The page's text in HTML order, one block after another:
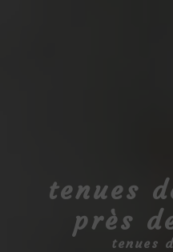
tenues
près
tenues